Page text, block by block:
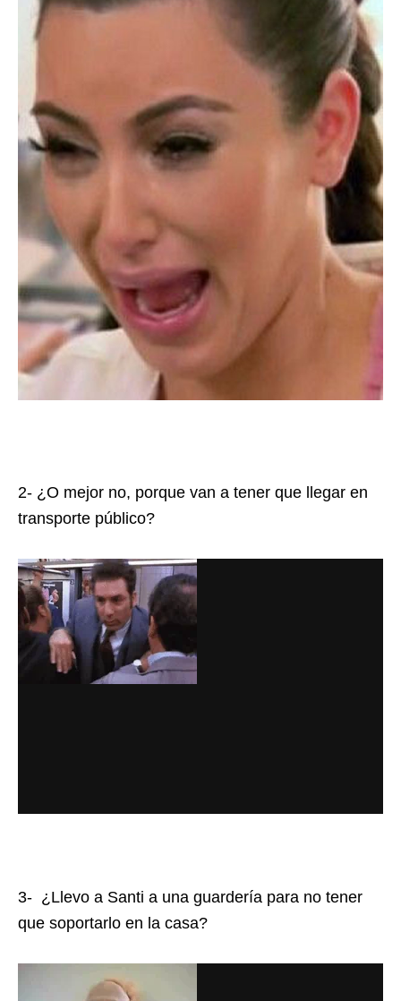
2- ¿O mejor no, porque van a tener que llegar en
transporte público?
3- ¿Llevo a Santi a una guardería para no tener
que soportarlo en la casa?